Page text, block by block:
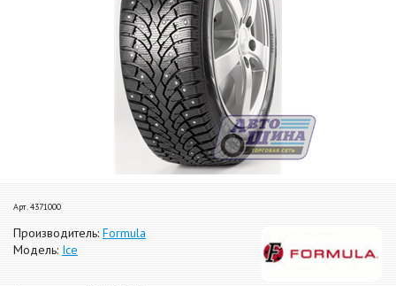
Арт. 4371000
Производитель: Formula
Модель: Ice